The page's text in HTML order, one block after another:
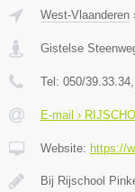
West-Vlaanderen
Gistelse
Tel: 050/39.33.34
E-mail ›
Website: https://
Bij Rijschool